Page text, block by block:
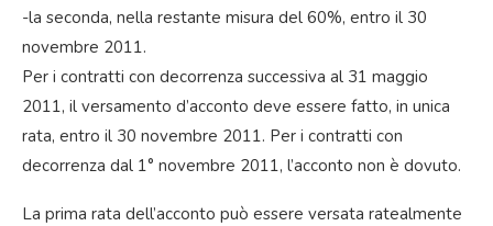
-la seconda, nella restante misura del 60%, entro il 30
novembre 2011.
Per i contratti con decorrenza successiva al 31 maggio
2011, il versamento d’acconto deve essere fatto, in unica
rata, entro il 30 novembre 2011. Per i contratti con
decorrenza dal 1° novembre 2011, l’acconto non è dovuto.
La prima rata dell’acconto può essere versata ratealmente